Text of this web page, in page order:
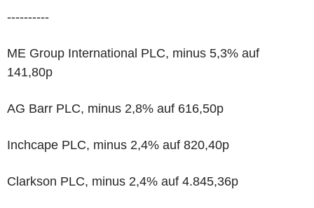
----------
ME Group International PLC, minus 5,3% auf
141,80p
AG Barr PLC, minus 2,8% auf 616,50p
Inchcape PLC, minus 2,4% auf 820,40p
Clarkson PLC, minus 2,4% auf 4.845,36p